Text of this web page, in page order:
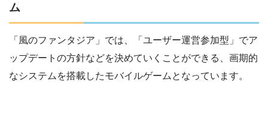
ム
「風のファンタジア」では、「ユーザー運営参加型」でア
ップデートの方針などを決めていくことができる、画期的
なシステムを搭載したモバイルゲームとなっています。